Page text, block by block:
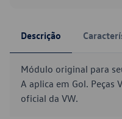
Descrição
Módulo original para
A aplica em Gol. Peças
oficial da VW.